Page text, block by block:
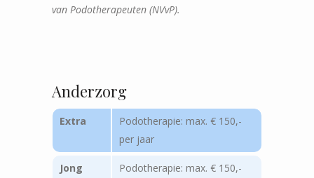
van Podotherapeuten (NVvP).
Anderzorg
Extra
Podotherapie: max. € 150,-
per jaar
Jong
Podotherapie: max. € 150,-